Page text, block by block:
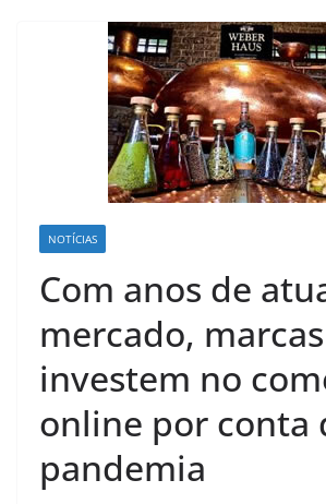
NOTÍCIAS
Com anos de
mercado, marcas
investem no
online por conta
pandemia